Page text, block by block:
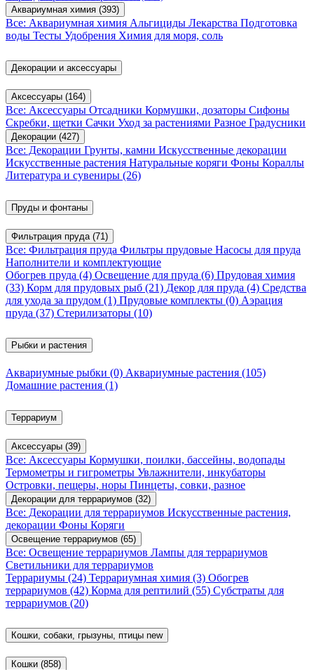
Аквариумная химия (393)
Все: Аквариумная химия Альгициды Лекарства Подготовка
воды Тесты Удобрения Химия для моря, соль
Декорации и аксессуары
Аксессуары (164)
Все: Аксессуары Отсадники Кормушки, дозаторы Сифоны
Скребки, щетки Сачки Уход за растениями Разное Градусники
Декорации (427)
Все: Декорации Грунты, камни Искусственные декорации
Искусственные растения Натуральные коряги Фоны Кораллы
Литература и сувениры (26)
Пруды и фонтаны
Фильтрация пруда (71)
Все: Фильтрация пруда Фильтры прудовые Насосы для пруда
Наполнители и комплектующие
Обогрев пруда (4) Освещение для пруда (6) Прудовая химия
(33) Корм для прудовых рыб (21) Декор для пруда (4) Средства
для ухода за прудом (1) Прудовые комплекты (0) Аэрация
пруда (37) Стерилизаторы (10)
Рыбки и растения
Аквариумные рыбки (0) Аквариумные растения (105)
Домашние растения (1)
Террариум
Аксессуары (39)
Все: Аксессуары Кормушки, поилки, бассейны, водопады
Термометры и гигрометры Увлажнители, инкубаторы
Островки, пещеры, норы Пинцеты, совки, разное
Декорации для террариумов (32)
Все: Декорации для террариумов Искусственные растения,
декорации Фоны Коряги
Освещение террариумов (65)
Все: Освещение террариумов Лампы для террариумов
Светильники для террариумов
Террариумы (24) Террариумная химия (3) Обогрев
террариумов (42) Корма для рептилий (55) Субстраты для
террариумов (20)
Кошки, собаки, грызуны, птицы new
Кошки (858)